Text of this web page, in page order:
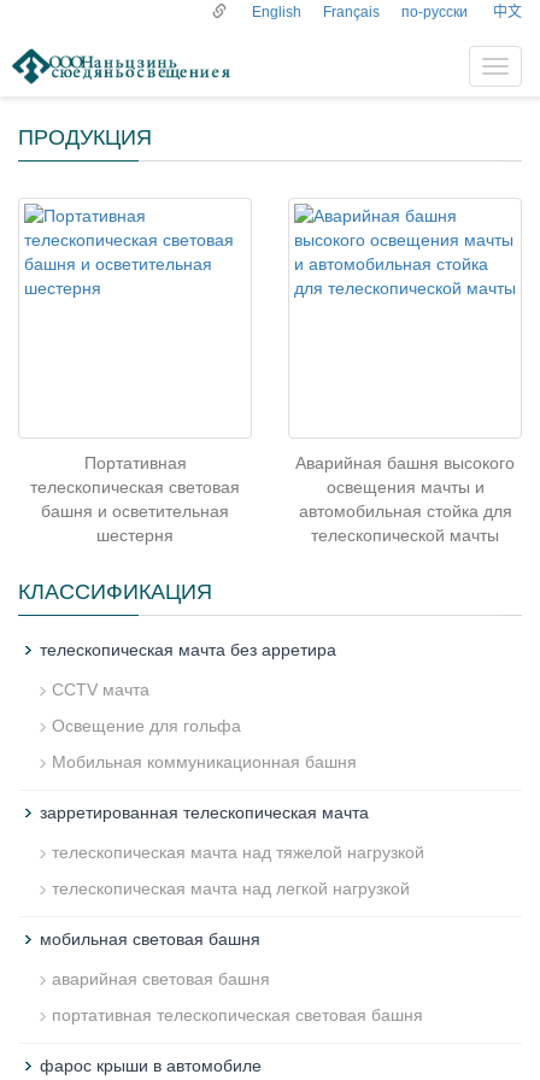
English Français по-русски 中文
导
航
ПРОДУКЦИЯ
Портативная
телескопическая световая
башня и осветительная
шестерня
Аварийная башня высокого
освещения мачты и
автомобильная стойка для
телескопической мачты
КЛАССИФИКАЦИЯ
телескопическая мачта без арретира
CCTV мачта
Освещение для гольфа
Мобильная коммуникационная башня
зарретированная телескопическая мачта
телескопическая мачта над тяжелой нагрузкой
телескопическая мачта над легкой нагрузкой
мобильная световая башня
аварийная световая башня
портативная телескопическая световая башня
фарос крыши в автомобиле